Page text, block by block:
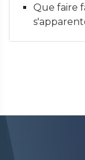
Que faire